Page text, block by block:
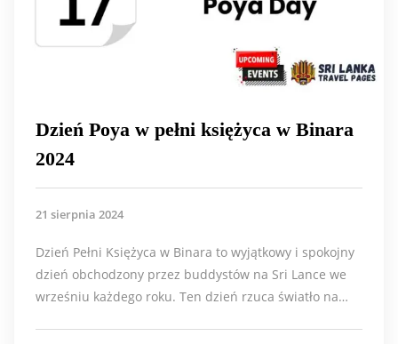
Dzień Poya w pełni księżyca w Binara
2024
21 sierpnia 2024
Dzień Pełni Księżyca w Binara to wyjątkowy i spokojny
dzień obchodzony przez buddystów na Sri Lance we
wrześniu każdego roku. Ten dzień rzuca światło na…